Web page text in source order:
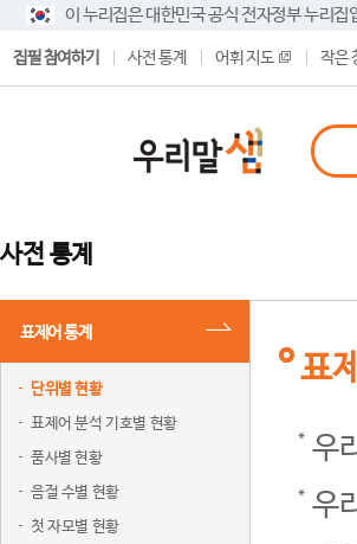
이 누리집은 대한민국 공식 전자정부 누리집
집필 참여하기 사전 통계 어휘 지도 작은
사전 통계
표제어 통계
단위별 현황
표제어 분석 기호별 현황
품사별 현황
음절 수별 현황
첫 자모별 현황
표
우
우